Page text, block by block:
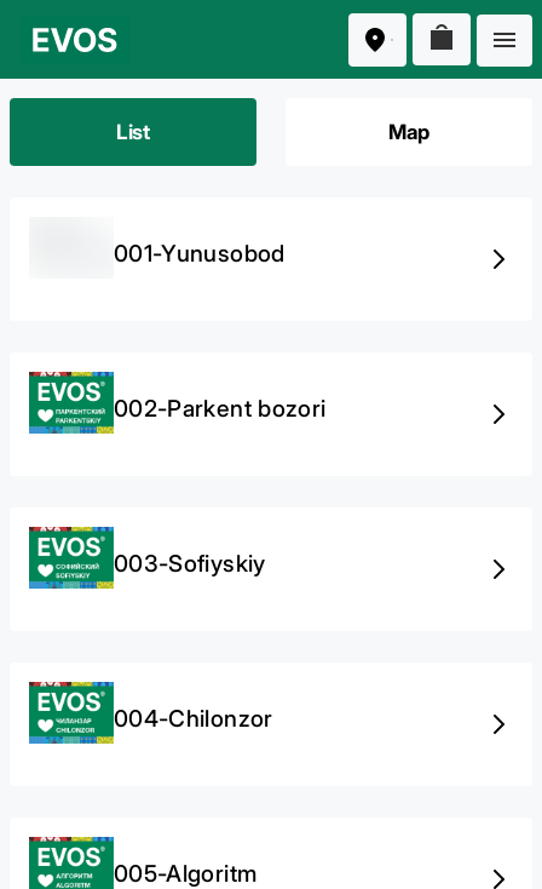
List Map
001-Yunusobod
002-Parkent bozori
003-Sofiyskiy
004-Chilonzor
005-Algoritm